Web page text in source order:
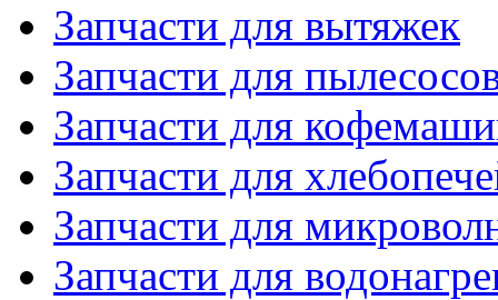
Запчасти для вытяжек
Запчасти для
Запчасти для
Запчасти для
Запчасти для
Запчасти для